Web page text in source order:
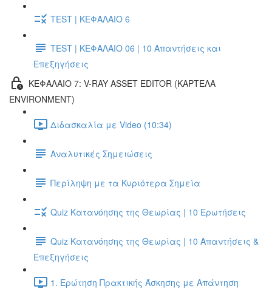
TEST | ΚΕΦΑΛΑΙΟ 6
TEST | ΚΕΦΑΛΑΙΟ 06 | 10 Απαντήσεις και
Επεξηγήσεις
ΚΕΦΑΛΑΙΟ 7: V-RAY ASSET EDITOR (ΚΑΡΤΕΛΑ
ENVIRONMENT)
Διδασκαλία με Video (10:34)
Αναλυτικές Σημειώσεις
Περίληψη με τα Κυριότερα Σημεία
Quiz Κατανόησης της Θεωρίας | 10 Ερωτήσεις
Quiz Κατανόησης της Θεωρίας | 10 Απαντήσεις &
Επεξηγήσεις
1. Ερώτηση Πρακτικής Άσκησης με Απάντηση